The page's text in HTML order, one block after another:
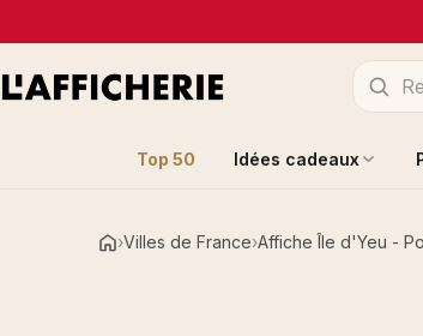
Top 50 Idées cadeaux
Accueil
Villes de France Affiche Île d'Yeu -